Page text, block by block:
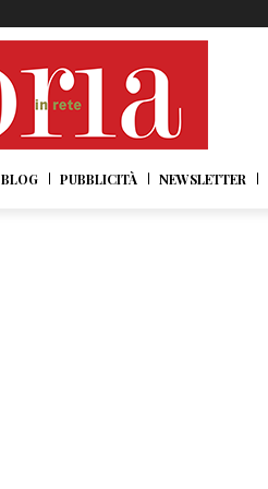
BLOG PUBBLICITÀ NEWSLETTER